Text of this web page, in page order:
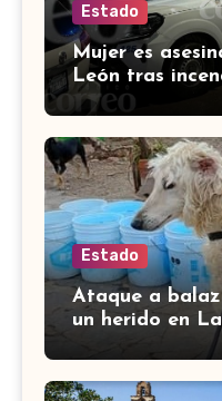
Estado
Mujer es
León tras
con bombas
Estado
Ataque a
un herido en